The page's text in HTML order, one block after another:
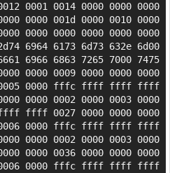
0001 0014 0000 0000 0000
0000 001d 0000 0010 0000
0000 0000 0000 0000 0000
6964 6173 6d73 632e 6d00
6966 6863 7265 7000 7475
0000 0009 0000 0000 0000
0005 0000 fffc ffff ffff ffff
0000 0002 0000 0003 0000
ffff 0027 0000 0000 0000
0006 0000 fffc ffff ffff ffff
0000 0002 0000 0003 0000
0000 0036 0000 0000 0000
0006 0000 fffc ffff ffff ffff